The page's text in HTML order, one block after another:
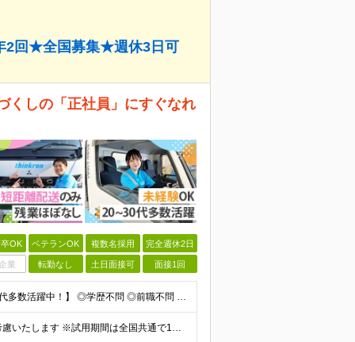
2回★全国募集★週休3日可
くしの「正社員」にすぐなれ
OK ベテランOK 複数名採用 完全週休2日
業 転勤なし 土日面接可 面接1回
【未経験OK｜応募資格を満たす方全員面接｜20代～40代多数活躍中！】 ◎学歴不問 ◎前職不問 ◎転職回数不問 ◎普通運転免許（AT限定可）をお持ちの方 ◎44歳以下の方（※長期のキャリア形成を図るた
■月給229,000円～＋賞与年2回 ※経験やスキルにより考慮いたします ※試用期間は全国共通で1～3ヶ月あり（習熟度により変動：給与・その他条件の差異なし） ※上記には固定残業代を含みます（エリアに